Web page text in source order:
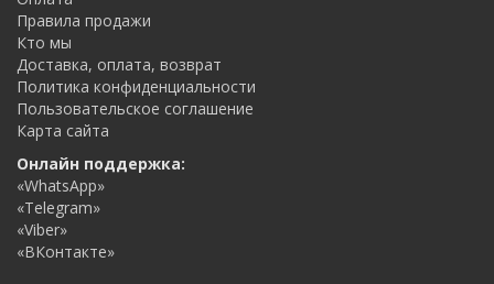
Правила продажи
Кто мы
Доставка, оплата, возврат
Политика конфиденциальности
Пользовательское соглашение
Карта сайта
Онлайн поддержка:
«WhatsApp»
«Telegram»
«Viber»
«ВКонтакте»